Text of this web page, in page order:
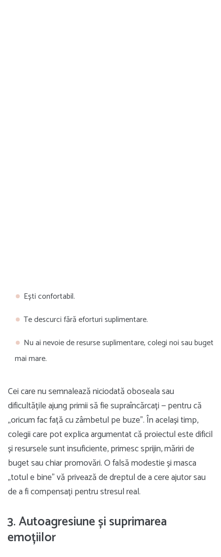
Ești confortabil.
Te descurci fără eforturi suplimentare.
Nu ai nevoie de resurse suplimentare, colegi noi sau buget
mai mare.
Cei care nu semnalează niciodată oboseala sau
dificultățile ajung primii să fie supraîncărcați — pentru că
„oricum fac față cu zâmbetul pe buze”. În același timp,
colegii care pot explica argumentat că proiectul este dificil
și resursele sunt insuficiente, primesc sprijin, măriri de
buget sau chiar promovări. O falsă modestie și masca
„totul e bine” vă privează de dreptul de a cere ajutor sau
de a fi compensați pentru stresul real.
3. Autoagresiune și suprimarea
emoțiilor